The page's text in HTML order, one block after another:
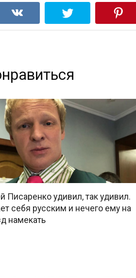
Писаренко удивил, так удивил.
себя русским и нечего ему на
намекать